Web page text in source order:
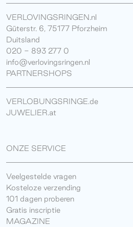
VERLOVINGSRINGEN.nl
Güterstr. 6, 75177 Pforzheim
Duitsland
020 - 893 277 0
info@verlovingsringen.nl
PARTNERSHOPS
VERLOBUNGSRINGE.de
JUWELIER.at
ONZE SERVICE
Veelgestelde vragen
Kosteloze verzending
101 dagen proberen
Gratis inscriptie
MAGAZINE